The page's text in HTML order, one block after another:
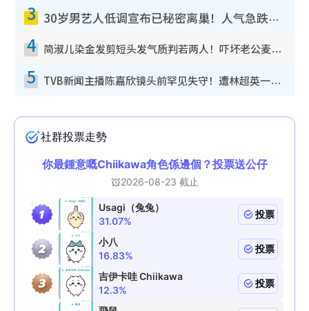
3 30岁男艺人低调宣布已秘密离巢！人气急跌变失踪人口：“这几年过得并不容易”
4 简淑儿染金发剪短头发气质判若两人！吓坏老公麦大力都认不出：“你做什么？”
5 TVB新闻主播陈嘉欣镜头前罕见失守！遭林超英一句话突袭吓坏当场大笑